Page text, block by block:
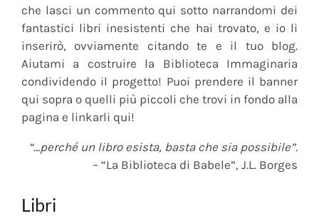
che lasci un commento qui sotto narrandomi dei
fantastici libri inesistenti che hai trovato, e io li
inserirò, ovviamente citando te e il tuo blog.
Aiutami a costruire la Biblioteca Immaginaria
condividendo il progetto! Puoi prendere il banner
qui sopra o quelli più piccoli che trovi in fondo alla
pagina e linkarli qui!
“…perché un libro esista, basta che sia possibile”.
– “La Biblioteca di Babele”, J.L. Borges
Libri